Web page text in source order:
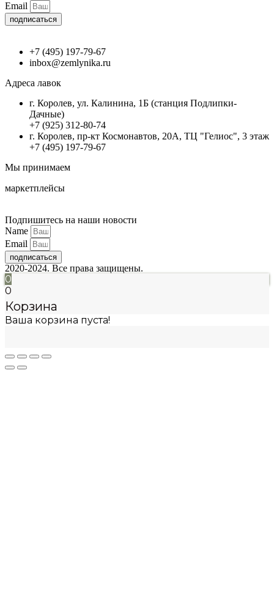
Email
подписаться
+7 (495) 197-79-67
inbox@zemlynika.ru
Адреса лавок
г. Королев, ул. Калинина, 1Б (станция Подлипки-
Дачные)
+7 (925) 312-80-74
г. Королев, пр-кт Космонавтов, 20А, ТЦ "Гелиос", 3 этаж
+7 (495) 197-79-67
Мы принимаем
маркетплейсы
Подпишитесь на наши новости
Name
Email
подписаться
2020-2024. Все права защищены.
0
0
Корзина
Ваша корзина пуста!